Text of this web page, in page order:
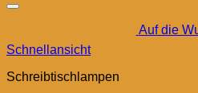
Auf die
Schnellansicht
Schreibtischlampen